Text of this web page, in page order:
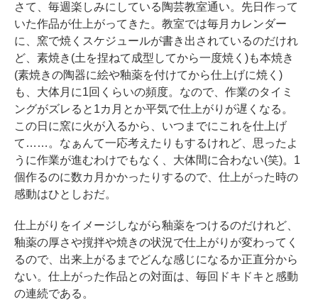
さて、毎週楽しみにしている陶芸教室通い。先日作って
いた作品が仕上がってきた。教室では毎月カレンダー
に、窯で焼くスケジュールが書き出されているのだけれ
ど、素焼き(土を捏ねて成型してから一度焼く)も本焼き
(素焼きの陶器に絵や釉薬を付けてから仕上げに焼く)
も、大体月に1回くらいの頻度。なので、作業のタイミ
ングがズレると1カ月とか平気で仕上がりが遅くなる。
この日に窯に火が入るから、いつまでにこれを仕上げ
て……。なぁんて一応考えたりもするけれど、思ったよ
うに作業が進むわけでもなく、大体間に合わない(笑)。1
個作るのに数カ月かかったりするので、仕上がった時の
感動はひとしおだ。
仕上がりをイメージしながら釉薬をつけるのだけれど、
釉薬の厚さや撹拌や焼きの状況で仕上がりが変わってく
るので、出来上がるまでどんな感じになるか正直分から
ない。仕上がった作品との対面は、毎回ドキドキと感動
の連続である。